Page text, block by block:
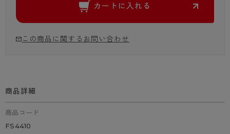
カートに入れる
この商品に関するお問い合わせ
商品詳細
商品コード
FS4410